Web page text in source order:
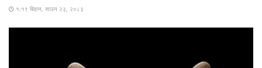
१:१९ बिहान, साउन २३, २०८३